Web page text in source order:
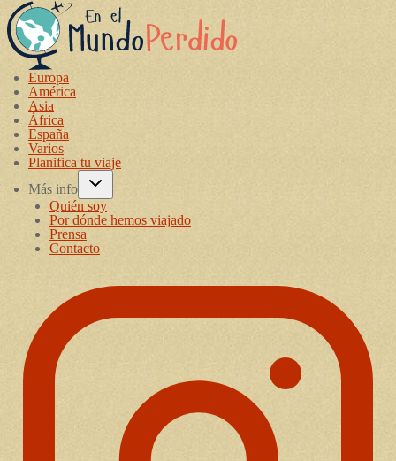
Europa
América
Asia
África
España
Varios
Planifica tu viaje
Más info
Quién soy
Por dónde hemos viajado
Prensa
Contacto